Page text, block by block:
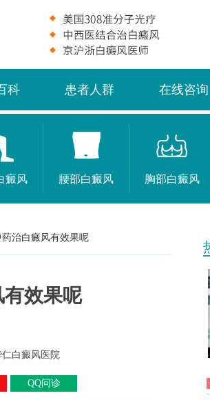
科 患者人群 在线咨询
癜风 腰部白癜风 胸部白癜风
治白癜风有效果呢
效果呢
白癜风医院
QQ问诊